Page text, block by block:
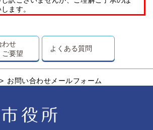
ます。
わせ
ご要望
よくある質問
> お問い合わせメールフォーム